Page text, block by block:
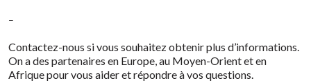
–
Contactez-nous si vous souhaitez obtenir plus d’informations.
On a des partenaires en Europe, au Moyen-Orient et en
Afrique pour vous aider et répondre à vos questions.